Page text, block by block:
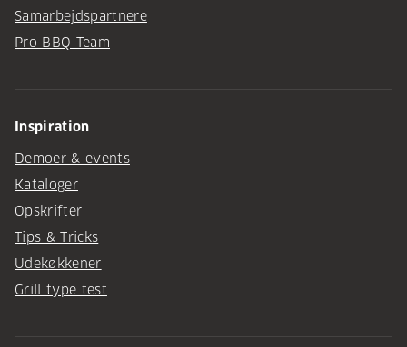
Samarbejdspartnere
Pro BBQ Team
Inspiration
Demoer & events
Kataloger
Opskrifter
Tips & Tricks
Udekøkkener
Grill type test